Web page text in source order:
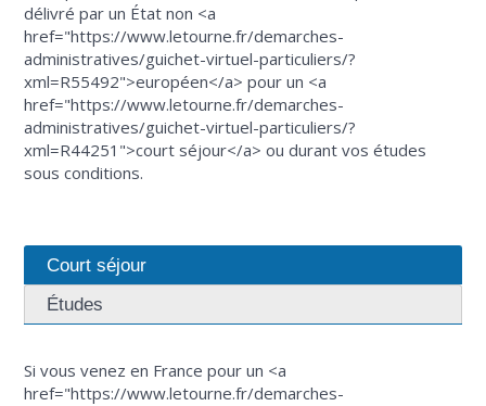
délivré par un État non <a
href="https://www.letourne.fr/demarches-
administratives/guichet-virtuel-particuliers/?
xml=R55492">européen</a> pour un <a
href="https://www.letourne.fr/demarches-
administratives/guichet-virtuel-particuliers/?
xml=R44251">court séjour</a> ou durant vos études
sous conditions.
Court séjour
Études
Si vous venez en France pour un <a
href="https://www.letourne.fr/demarches-